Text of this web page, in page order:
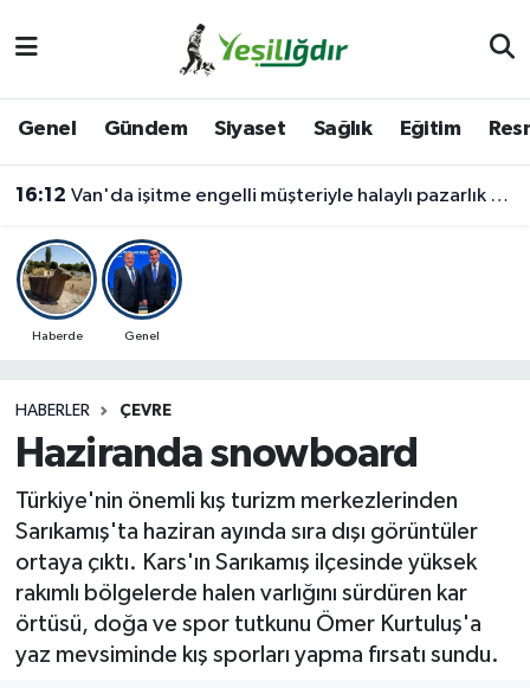
Genel Gündem Siyaset Sağlık Eğitim
16:12 Van'da işitme engelli müşteriyle halaylı pazarlık gülümsetti
Haberde Genel
HABERLER ÇEVRE
Haziranda snowboard
Türkiye'nin önemli kış turizm merkezlerinden
Sarıkamış'ta haziran ayında sıra dışı görüntüler
ortaya çıktı. Kars'ın Sarıkamış ilçesinde yüksek
rakımlı bölgelerde halen varlığını sürdüren kar
örtüsü, doğa ve spor tutkunu Ömer Kurtuluş'a
yaz mevsiminde kış sporları yapma fırsatı sundu.
İğdir Namaz Vakitleri
Iğdır Trafik Yoğunluk Haritası
Süper Lig Puan Durumu ve Fikstür
Son Dakika Haberleri
Haber Arşivi